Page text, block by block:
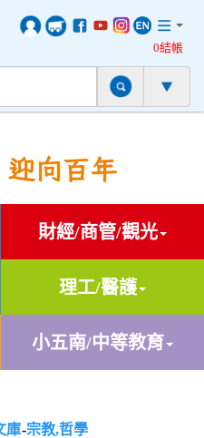
0結帳
向百年
財經/商管/觀光
理工/醫護
小五南/中等教育
庫-宗教,哲學